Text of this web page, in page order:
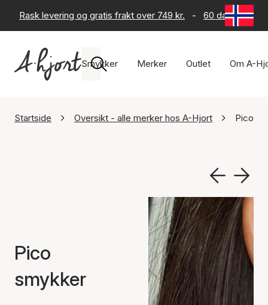
Rask levering og gratis frakt over 749 kr. - 60 dagers
Smykker Merker Outlet Om A-
Startside Oversikt - alle merker hos A-Hjort Pico
Pico
smykker